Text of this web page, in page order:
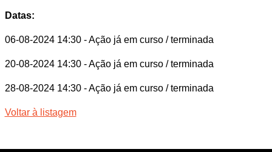
Datas:
06-08-2024 14:30 - Ação já em curso / terminada
20-08-2024 14:30 - Ação já em curso / terminada
28-08-2024 14:30 - Ação já em curso / terminada
Voltar à listagem